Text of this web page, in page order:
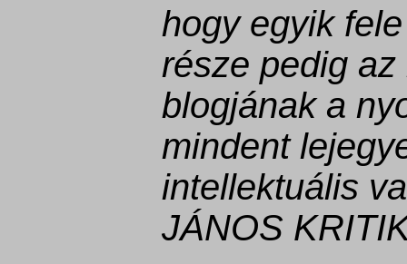
hogy egyik
része pedig
blogjának a
mindent
intellektuális
JÁNOS